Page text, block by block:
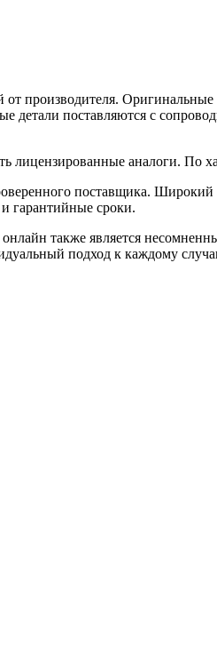
производителя.
детали поставляются с
лицензированные аналоги.
поставщика. Широкий
гарантийные сроки.
также является
подход к каждому